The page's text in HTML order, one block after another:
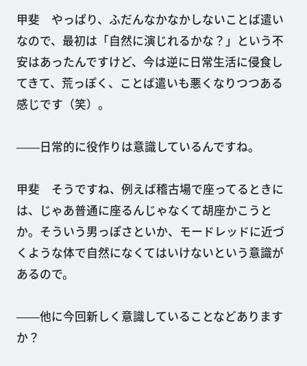
甲斐 やっぱり、ふだんなかなかしないことば遣い
なので、最初は「自然に演じれるかな？」という不
安はあったんですけど、今は逆に日常生活に侵食し
てきて、荒っぽく、ことば遣いも悪くなりつつある
感じです（笑）。
――日常的に役作りは意識しているんですね。
甲斐 そうですね、例えば稽古場で座ってるときに
は、じゃあ普通に座るんじゃなくて胡座かこうと
か。そういう男っぽさといか、モードレッドに近づ
くような体で自然になくてはいけないという意識が
あるので。
――他に今回新しく意識していることなどあります
か？